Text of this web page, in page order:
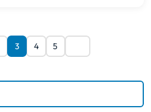
3 4 5